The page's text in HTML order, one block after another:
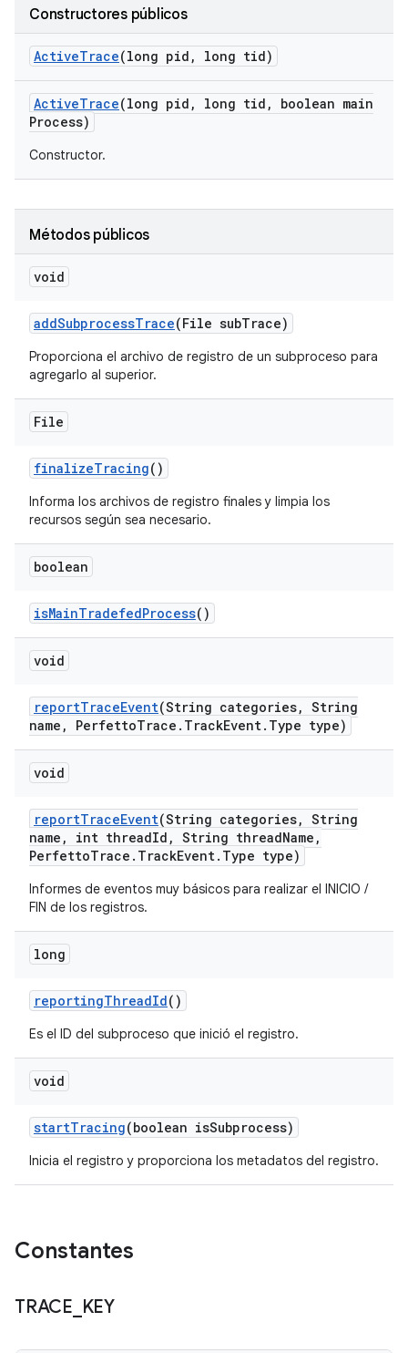
Constructores públicos
ActiveTrace(long pid , long tid)
ActiveTrace(long pid , long tid ,
boolean main
Process)
Constructor.
Métodos públicos
void
addSubprocessTrace(File subTrace)
Proporciona el archivo de registro de un subproceso para
agregarlo al superior.
File
finalizeTracing()
Informa los archivos de registro finales y limpia los
recursos según sea necesario.
boolean
isMainTradefedProcess()
void
reportTraceEvent(String categories, String
name , PerfettoTrace . TrackEvent. Type type)
void
reportTraceEvent(String categories, String
name , int threadId , String threadName ,
PerfettoTrace . TrackEvent. Type type)
Informes de eventos muy básicos para realizar el INICIO /
FIN de los registros.
long
reportingThreadId()
Es el ID del subproceso que inició el registro.
void
startTracing(boolean isSubprocess)
Inicia el registro y proporciona los metadatos del registro.
Constantes
TRACE KEY